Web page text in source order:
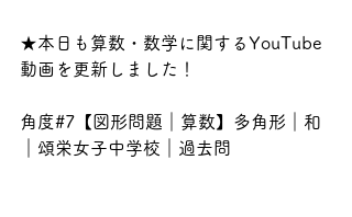
★本日も算数・数学に関するYouTube
動画を更新しました！
角度#7【図形問題｜算数】多角形｜和
｜頌栄女子中学校｜過去問